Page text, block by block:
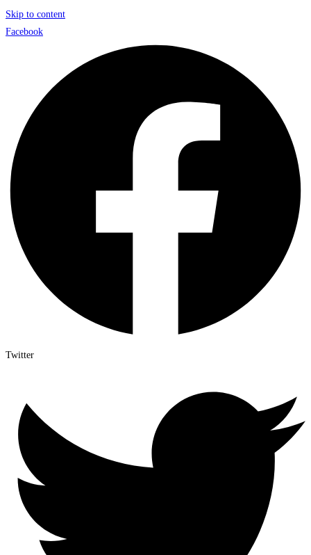
Skip to content
Facebook
Twitter